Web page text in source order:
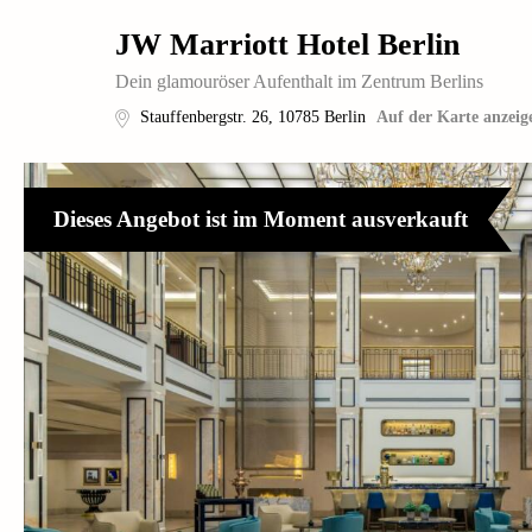
JW Marriott Hotel Berlin
Dein glamouröser Aufenthalt im Zentrum Berlins
Stauffenbergstr. 26, 10785 Berlin Auf der Karte
Dieses Angebot ist im Moment ausverkauft